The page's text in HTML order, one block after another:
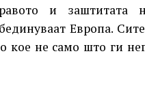
и заштитата
Европа.
кое не само што ги